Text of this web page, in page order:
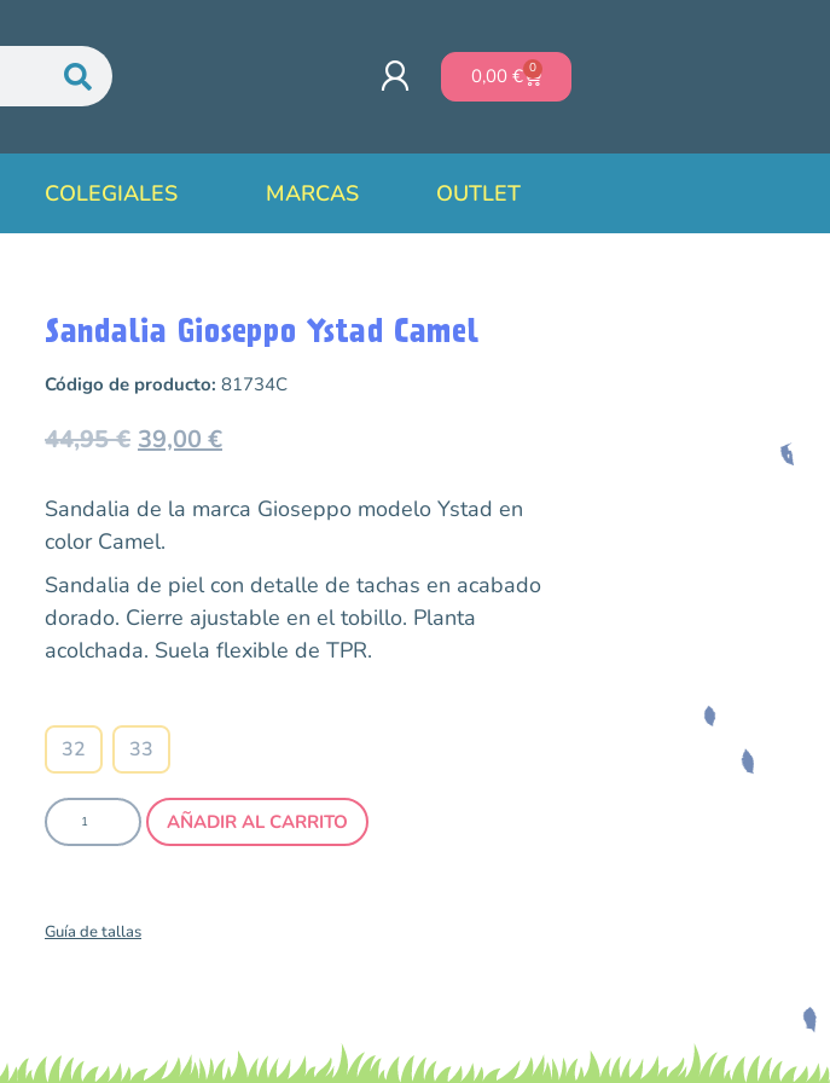
0,00 € 0
COLEGIALES MARCAS OUTLET
Sandalia Gioseppo Ystad Camel
Código de producto: 81734C
44,95€ 39,00 €
Sandalia de la marca Gioseppo modelo Ystad en
color Camel.
Sandalia de piel con detalle de tachas en acabado
dorado. Cierre ajustable en el tobillo. Planta
acolchada. Suela flexible de TPR.
32 33
AÑADIR AL CARRITO
Guía de tallas